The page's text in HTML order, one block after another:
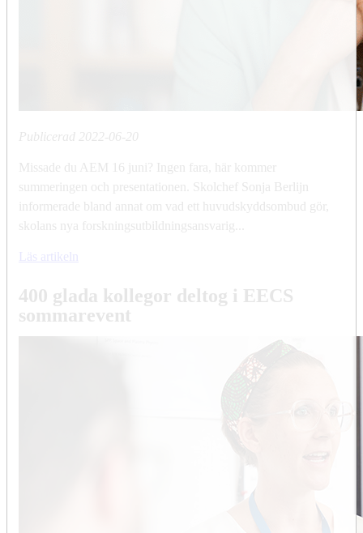
Publicerad 2022-06-20
Missade du AEM 16 juni? Ingen fara, här kommer
summeringen och presentationen. Skolchef Sonja Berlijn
informerade bland annat om vad ett huvudskyddsombud gör,
skolans nya forskningsutbildningsansvarig...
Läs artikeln
400 glada kollegor deltog i EECS
sommarevent